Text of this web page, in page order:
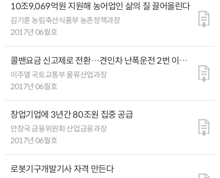
10조9,069억원 지원해 농어업인 삶의 질 끌어올린다
김기훈 농림축산식품부 농촌정책과장
2017년 06월호
콜밴요금 신고제로 전환…견인차 난폭운전 2번 이상
자격 취소
이주열 국토교통부 물류산업과장
2017년 06월호
창업기업에 3년간 80조원 집중 공급
안창국 금융위원회 산업금융과장
2017년 06월호
로봇기구개발기사 자격 만든다